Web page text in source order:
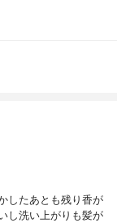
したあとも残り香が
し洗い上がりも髪が